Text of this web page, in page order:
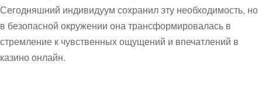
Сегодняшний индивидуум сохранил эту необходимость, но
в безопасной окружении она трансформировалась в
стремление к чувственных ощущений и впечатлений в
казино онлайн.